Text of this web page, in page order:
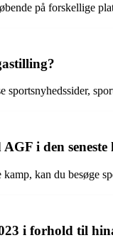
på forskellige
i den seneste
kan du besøge
i forhold til